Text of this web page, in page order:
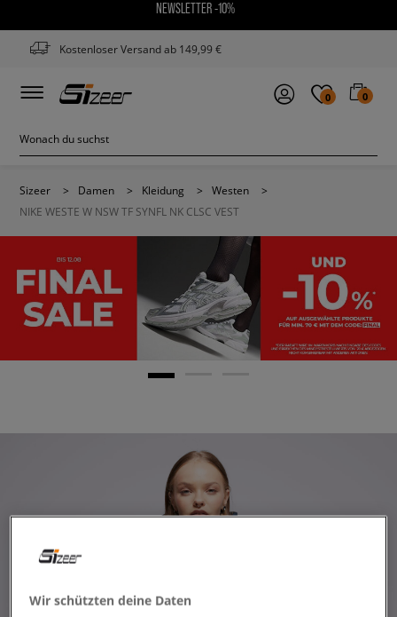
NEWSLETTER -10%
Kostenloser Versand ab 149,99 €
0 0
Sizeer > Damen > Kleidung > Westen
>
NIKE WESTE W NSW TF SYNFL NK CLSC VEST
Wir schützten deine Daten